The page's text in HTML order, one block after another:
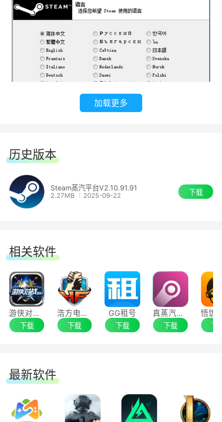
友或社区其他成员分享。
蒸汽平台创意工厂：
创建、探索、下载玩家近1.000款支持的游戏
所制作的模组与饰品。
探索、体验、并参与游戏发展，率先目睹未来
创建全球性的社区对我们至关重要，因此我们
的客户端现已支持28中语言，而且还会支持更多语
言。
轻松购买：
币，让您自由选择如何付款。
支持控制器：
3.单击【浏览】自定义安装文件位置，单击
【安装】
加载更多
历史版本
Steam蒸汽平台V2.10.91.91
2.27MB 2025-09-22 下载
相关软件
游侠对战平台
下载
浩方电竞平台
下载
GG租号
下载
真蒸汽平台
下载 下
最新软件